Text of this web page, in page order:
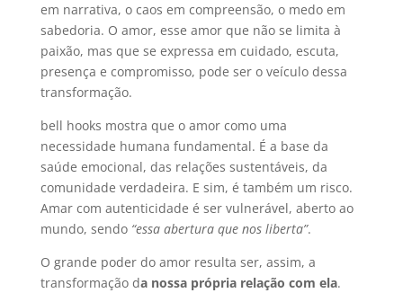
em narrativa, o caos em compreensão, o medo em
sabedoria. O amor, esse amor que não se limita à
paixão, mas que se expressa em cuidado, escuta,
presença e compromisso, pode ser o veículo dessa
transformação.
bell hooks mostra que o amor como uma
necessidade humana fundamental. É a base da
saúde emocional, das relações sustentáveis, da
comunidade verdadeira. E sim, é também um risco.
Amar com autenticidade é ser vulnerável, aberto ao
mundo, sendo “essa abertura que nos liberta”.
O grande poder do amor resulta ser, assim, a
transformação da nossa própria relação com ela.